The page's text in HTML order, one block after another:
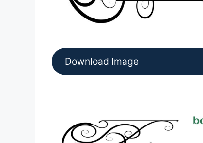
Download Image